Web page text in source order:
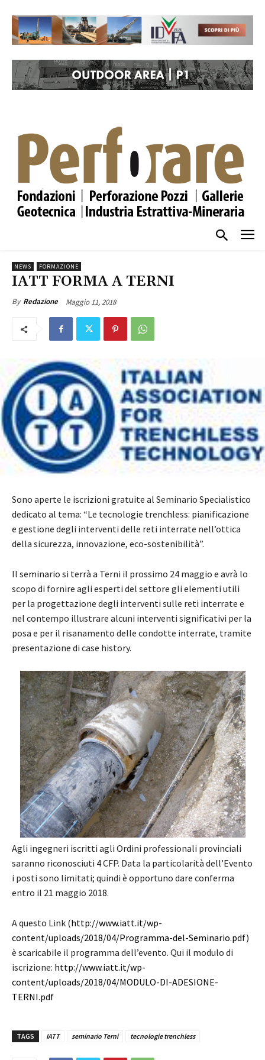
NEWS FORMAZIONE
IATT FORMA A TERNI
By Redazione Maggio 11, 2018
Sono aperte le iscrizioni gratuite al Seminario Specialistico
dedicato al tema: “Le tecnologie trenchless: pianificazione
e gestione degli interventi delle reti interrate nell’ottica
della sicurezza, innovazione, eco-sostenibilità”.
Il seminario si terrà a Terni il prossimo 24 maggio e avrà lo
scopo di fornire agli esperti del settore gli elementi utili
per la progettazione degli interventi sulle reti interrate e
nel contempo illustrare alcuni interventi significativi per la
posa e per il risanamento delle condotte interrate, tramite
presentazione di case history.
Agli ingegneri iscritti agli Ordini professionali provinciali
saranno riconosciuti 4 CFP. Data la particolarità dell’Evento
i posti sono limitati; quindi è opportuno dare conferma
entro il 21 maggio 2018.
A questo Link (http://www.iatt.it/wp-
content/uploads/2018/04/Programma-del-Seminario.pdf)
è scaricabile il programma dell’evento. Qui il modulo di
iscrizione: http://www.iatt.it/wp-
content/uploads/2018/04/MODULO-DI-ADESIONE-
TERNI.pdf
TAGS IATT seminario Terni tecnologie trenchless